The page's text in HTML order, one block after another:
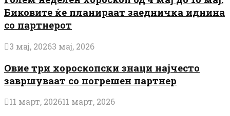
Биковите ќе планираат заедничка иднина
со партнерот
3 мај, 20263 мај, 2026
Овие три хороскопски знаци најчесто
завршуваат со погрешен партнер
11 март, 202611 март, 2026